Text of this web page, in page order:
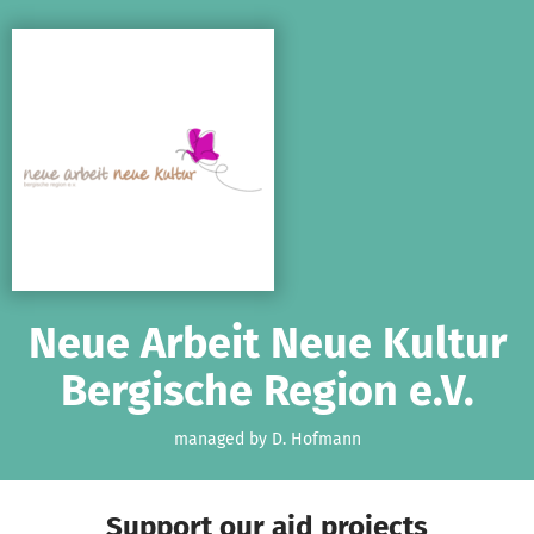
Neue Arbeit Neue Kultur
Bergische Region e.V.
managed by D. Hofmann
Support our aid projects